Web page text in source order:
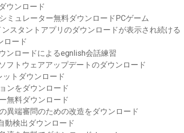
ウンロード
ミュレーター無料ダウンロードPCゲーム
スタントアプリのダウンロードが表示され続ける
ロード
ンロードによるegnlish会話練習
フトウェアアップデートのダウンロード
ットダウンロード
ンをダウンロード
無料ダウンロード
異端審問のための改造をダウンロード
動検出ダウンロード